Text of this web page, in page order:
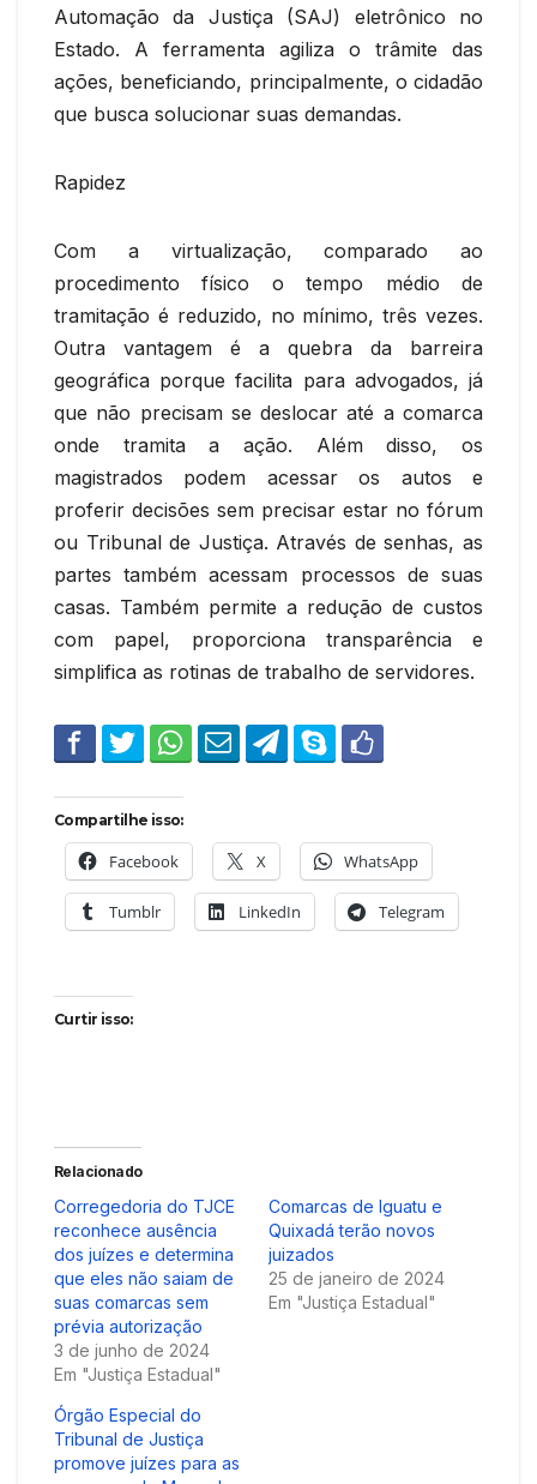
Automação da Justiça (SAJ) eletrônico no
Estado. A ferramenta agiliza o trâmite das
ações, beneficiando, principalmente, o cidadão
que busca solucionar suas demandas.
Rapidez
Com a virtualização, comparado ao
procedimento físico o tempo médio de
tramitação é reduzido, no mínimo, três vezes.
Outra vantagem é a quebra da barreira
geográfica porque facilita para advogados, já
que não precisam se deslocar até a comarca
onde tramita a ação. Além disso, os
magistrados podem acessar os autos e
proferir decisões sem precisar estar no fórum
ou Tribunal de Justiça. Através de senhas, as
partes também acessam processos de suas
casas. Também permite a redução de custos
com papel, proporciona transparência e
simplifica as rotinas de trabalho de servidores.
Compartilhe isso:
Facebook X WhatsApp
Tumblr LinkedIn Telegram
Curtir isso:
Relacionado
Corregedoria do TJCE
reconhece ausência
dos juízes e determina
que eles não saiam de
suas comarcas sem
prévia autorização
3 de junho de 2024
Em "Justiça Estadual"
Comarcas de Iguatu e
Quixadá terão novos
juizados
25 de janeiro de 2024
Em "Justiça Estadual"
Órgão Especial do
Tribunal de Justiça
promove juízes para as